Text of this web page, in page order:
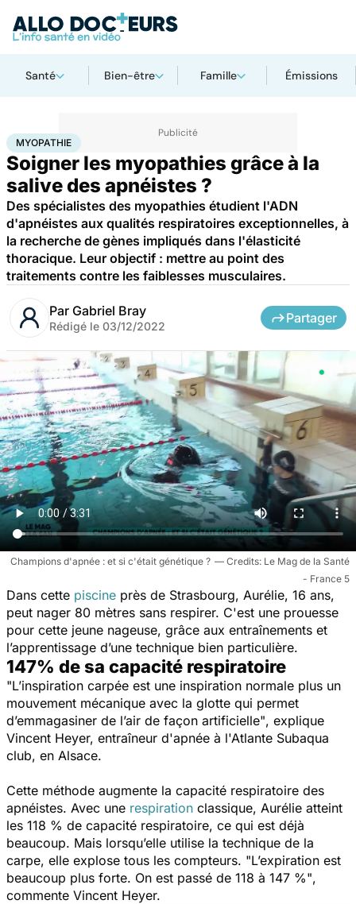
Santé Bien-être Famille Émissions
AccueilSanté Myopathie
MYOPATHIE
Soigner les myopathies grâce à la
salive des apnéistes ?
Des spécialistes des myopathies étudient l'ADN
d'apnéistes aux qualités respiratoires exceptionnelles, à
la recherche de gènes impliqués dans l'élasticité
thoracique. Leur objectif : mettre au point des
traitements contre les faiblesses musculaires.
Par Gabriel Bray
Rédigé le 03/12/2022
Partager
Champions d'apnée : et si c'était génétique ?
Le Mag de la Santé
- France 5
Dans cette piscine près de Strasbourg, Aurélie, 16 ans,
peut nager 80 mètres sans respirer. C'est une prouesse
pour cette jeune nageuse, grâce aux entraînements et
l’apprentissage d’une technique bien particulière.
147% de sa capacité respiratoire
"L’inspiration carpée est une inspiration normale plus un
mouvement mécanique avec la glotte qui permet
d’emmagasiner de l’air de façon artificielle", explique
Vincent Heyer, entraîneur d'apnée à l'Atlante Subaqua
club, en Alsace.
Cette méthode augmente la capacité respiratoire des
apnéistes. Avec une respiration classique, Aurélie atteint
les 118 % de capacité respiratoire, ce qui est déjà
beaucoup. Mais lorsqu’elle utilise la technique de la
carpe, elle explose tous les compteurs. "L’expiration est
beaucoup plus forte. On est passé de 118 à 147 %",
commente Vincent Heyer.